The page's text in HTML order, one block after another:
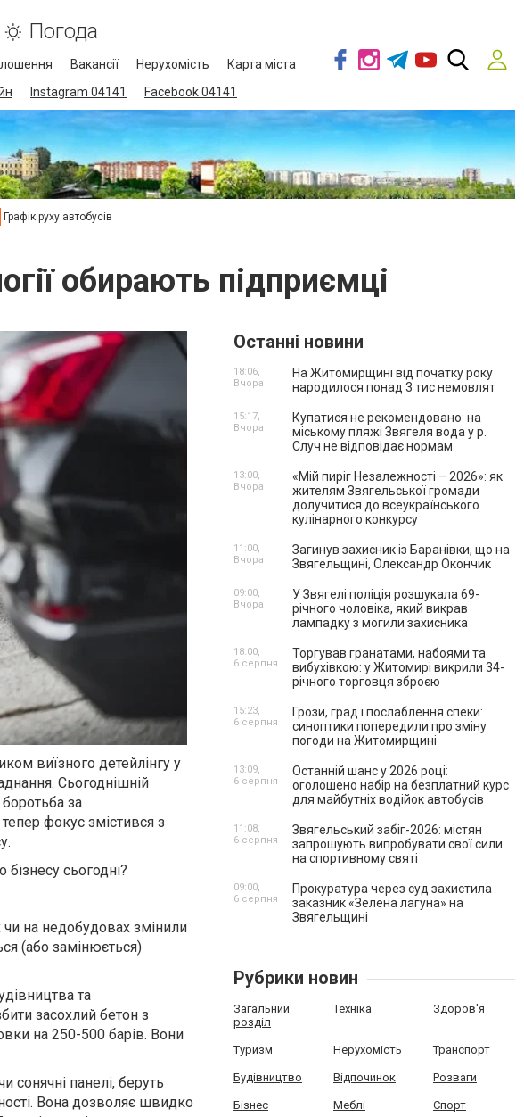
Погода
Вакансії Нерухомість
Карта міста
Instagram 04141 Facebook 04141
Графік руху автобусів
обирають підприємці
виїзного детейлінгу у
Сьогоднішній
за
фокус змістився з
сьогодні?
чи на недобудовах змінили
(або замінюється)
та
засохлий бетон з
на 250-500 барів. Вони
сонячні панелі, беруть
Вона дозволяє швидко
Останні новини
На Житомирщині від початку року
народилося понад 3 тис немовлят
18:06,
Вчора
Купатися не рекомендовано: на
міському пляжі Звягеля вода у р.
Случ не відповідає нормам
15:17,
Вчора
«Мій пиріг Незалежності – 2026»: як
жителям Звягельської громади
долучитися до всеукраїнського
кулінарного конкурсу
13:00,
Вчора
Загинув захисник із Баранівки, що на
Звягельщині, Олександр Окончик
11:00,
Вчора
У Звягелі поліція розшукала 69-
річного чоловіка, який викрав
лампадку з могили захисника
09:00,
Вчора
Торгував гранатами, набоями та
вибухівкою: у Житомирі викрили 34-
річного торговця зброєю
18:00,
6 серпня
Грози, град і послаблення спеки:
синоптики попередили про зміну
погоди на Житомирщині
15:23,
6 серпня
Останній шанс у 2026 році:
оголошено набір на безплатний курс
для майбутніх водійок автобусів
13:09,
6 серпня
Звягельський забіг-2026: містян
запрошують випробувати свої сили
на спортивному святі
11:08,
6 серпня
Прокуратура через суд захистила
заказник «Зелена лагуна» на
Звягельщині
09:00,
6 серпня
Рубрики новин
Загальний
розділ
Техніка Здоров'я
Туризм Нерухомість Транспорт
Будівництво Відпочинок Розваги
Бізнес Меблі Спорт